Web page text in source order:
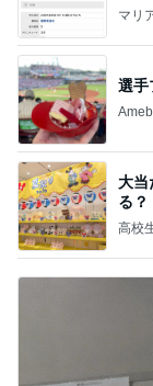
マリ
選手
大当
る？